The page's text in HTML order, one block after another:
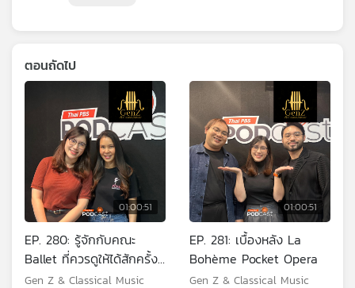
ตอนถัดไป
01:00:51
EP. 280: รู้จักกับคณะ
Ballet ที่ควรดูให้ได้สักครั้ง
ในชีวิต
Gen Z & Classical Music
01:00:51
EP. 281: เบื้องหลัง La
Bohème Pocket Opera
Gen Z & Classical Music